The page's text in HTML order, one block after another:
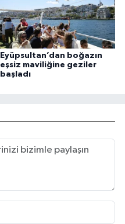
Eyüpsultan’dan boğazın
eşsiz maviliğine geziler
başladı